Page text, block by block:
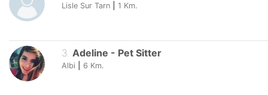
Lisle Sur Tarn 1 Km.
3. Adeline - Pet Sitter
Albi 6 Km.